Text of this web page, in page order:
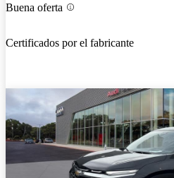
Buena oferta
Certificados por el fabricante